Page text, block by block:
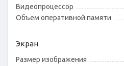
Видеопроцессор
Объем оперативной памяти
Экран
Размер изображения